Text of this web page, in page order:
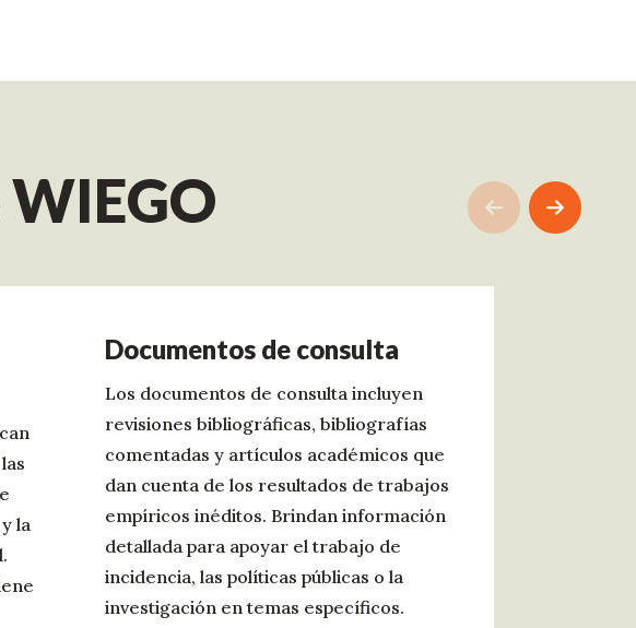
la
Documentos de consulta
Los documentos de consulta incluyen
revisiones bibliográficas, bibliografías
comentadas y artículos académicos que
dan cuenta de los resultados de trabajos
empíricos inéditos. Brindan información
detallada para apoyar el trabajo de
incidencia, las políticas públicas o la
investigación en temas específicos.